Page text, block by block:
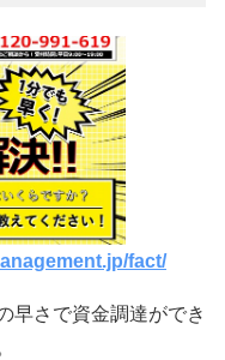
fact/
早さで資金調達ができ